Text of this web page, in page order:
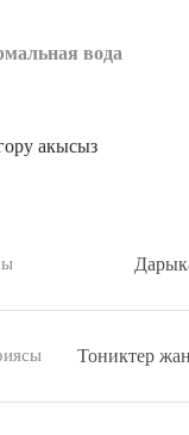
вода
акысыз
Тониктер